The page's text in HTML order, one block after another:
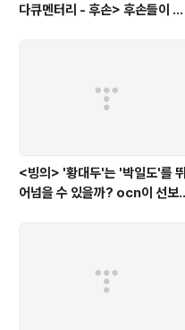
다큐멘터리 - 후손> 후손들이 말
<빙의> '황대두'는 '박일도'를 뛰
어넘을 수 있을까? ocn이 선보인